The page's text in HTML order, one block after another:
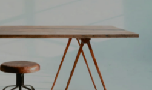
つのキーワードで、
ご紹介します。
め
を丁寧に切り取りたい。
光と温もりある質感を大切にし
ナチュラルテイストの空間をご紹